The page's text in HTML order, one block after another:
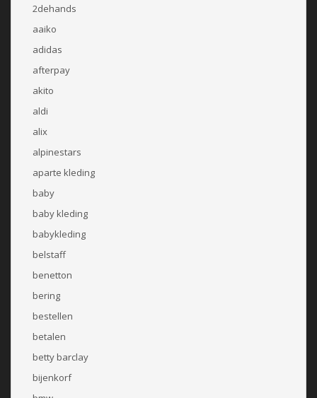
2dehands
aaiko
adidas
afterpay
akito
aldi
alix
alpinestars
aparte kleding
baby
baby kleding
babykleding
belstaff
benetton
bering
bestellen
betalen
betty barclay
bijenkorf